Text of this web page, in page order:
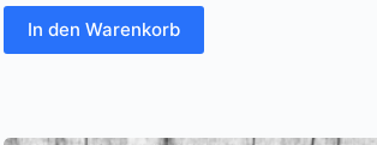
In den Warenkorb